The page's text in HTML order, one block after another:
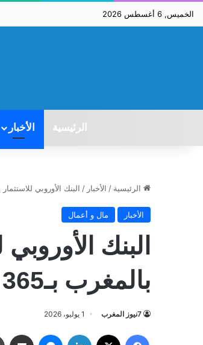
الخميس, 6 أغسطس 2026
الرئيسية الأخبار
الرئيسية / الأخبار / البنك الأوروبي للاستثمار
الأخبار مال و أعمال
البنك
بالمغرب بـ365 مليون أورو
7نيوز المغرب 1 يوليو، 2026